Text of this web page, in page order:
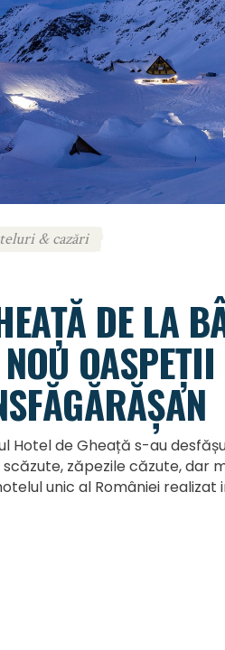
& cazări
DE LA
Hotel de Gheață s-au
zăpezile căzute, dar
unic al României